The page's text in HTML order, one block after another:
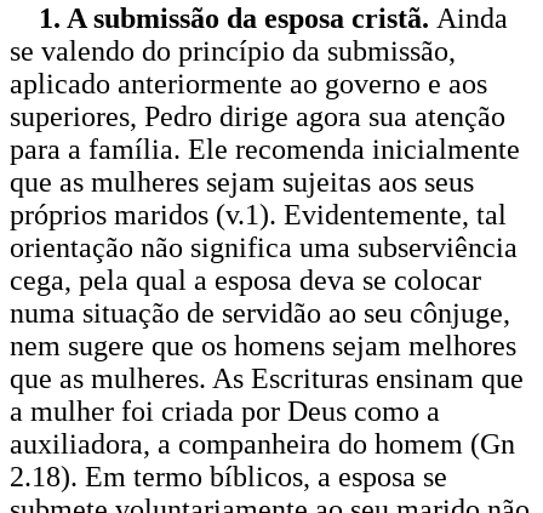
1. A submissão da esposa cristã. Ainda
se valendo do princípio da submissão,
aplicado anteriormente ao governo e aos
superiores, Pedro dirige agora sua atenção
para a família. Ele recomenda inicialmente
que as mulheres sejam sujeitas aos seus
próprios maridos (v.1). Evidentemente, tal
orientação não significa uma subserviência
cega, pela qual a esposa deva se colocar
numa situação de servidão ao seu cônjuge,
nem sugere que os homens sejam melhores
que as mulheres. As Escrituras ensinam que
a mulher foi criada por Deus como a
auxiliadora, a companheira do homem (Gn
2.18). Em termo bíblicos, a esposa se